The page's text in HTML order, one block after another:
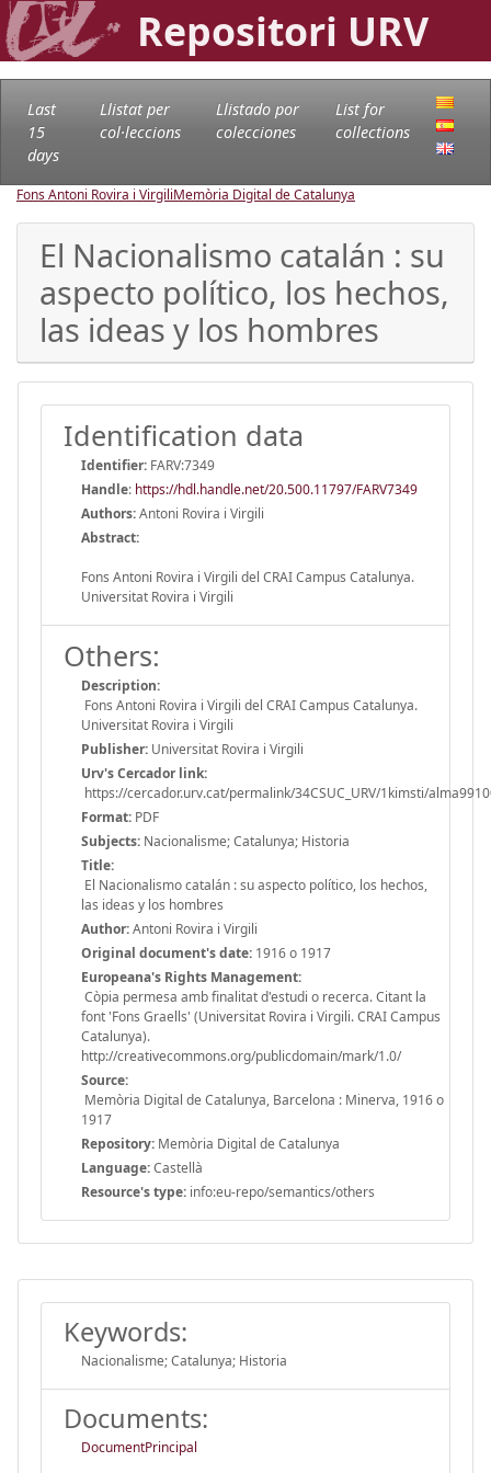
Repositori URV
Last
15
days
Llistat per
col·leccions
Llistado por
colecciones
List for
collections
Fons Antoni Rovira i VirgiliMemòria Digital de Catalunya
El Nacionalismo catalán : su
aspecto político, los hechos,
las ideas y los hombres
Identification data
Identifier: FARV:7349
Handle: https://hdl.handle.net/20.500.11797/FARV7349
Authors:Antoni Rovira i Virgili
Abstract:
Fons Antoni Rovira i Virgili del CRAI Campus Catalunya.
Universitat Rovira i Virgili
Others:
Description:
Fons Antoni Rovira i Virgili del CRAI Campus Catalunya.
Universitat Rovira i Virgili
Publisher: Universitat Rovira i Virgili
Urv's Cercador link:
https://cercador.urv.cat/permalink/34CSUC_URV/1kimsti/
Format: PDF
Subjects: Nacionalisme; Catalunya; Historia
Title:
El Nacionalismo catalán : su aspecto político, los hechos,
las ideas y los hombres
Author:Antoni Rovira i Virgili
Original document's date: 1916 o 1917
Europeana's Rights Management:
Còpia permesa amb finalitat d'estudi o recerca. Citant la
font 'Fons Graells' (Universitat Rovira i Virgili. CRAI Campus
Catalunya).
http://creativecommons.org/publicdomain/mark/1.0/
Source:
Memòria Digital de Catalunya, Barcelona : Minerva, 1916 o
1917
Repository: Memòria Digital de Catalunya
Language:Castellà
Resource's type: info:eu-repo/semantics/others
Keywords:
Nacionalisme; Catalunya; Historia
Documents:
DocumentPrincipal